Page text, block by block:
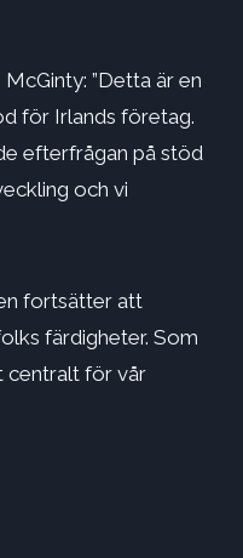
”Detta är en
för Irlands företag.
efterfrågan på stöd
och vi
fortsätter att
färdigheter. Som
centralt för vår